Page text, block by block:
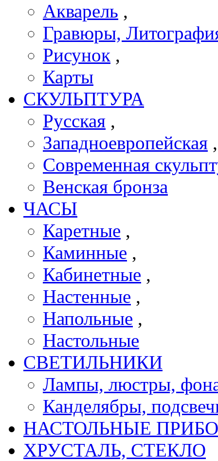
Акварель ,
Гравюры,
Рисунок ,
Карты
СКУЛЬПТУРА
Русская ,
Западноевропейская
Современная
Венская бронза
ЧАСЫ
Каретные ,
Каминные ,
Кабинетные ,
Настенные ,
Напольные ,
Настольные
СВЕТИЛЬНИКИ
Лампы, люстры,
Канделябры,
НАСТОЛЬНЫЕ
ХРУСТАЛЬ, СТЕКЛО